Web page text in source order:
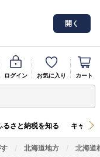
開く
ログイン お気に入り カート
るさと納税を知る キャン
北海道地方 北海道